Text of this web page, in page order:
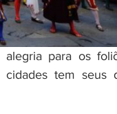
para os
tem seus